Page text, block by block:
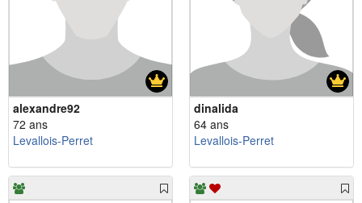
alexandre92
72 ans
Levallois-Perret
dinalida
64 ans
Levallois-Perret